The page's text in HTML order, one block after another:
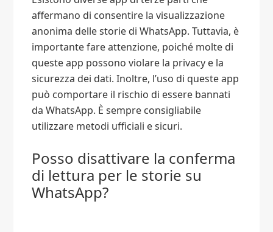
affermano di consentire la visualizzazione
anonima delle storie di WhatsApp. Tuttavia, è
importante fare attenzione, poiché molte di
queste app possono violare la privacy e la
sicurezza dei dati. Inoltre, l’uso di queste app
può comportare il rischio di essere bannati
da WhatsApp. È sempre consigliabile
utilizzare metodi ufficiali e sicuri.
Posso disattivare la conferma
di lettura per le storie su
WhatsApp?